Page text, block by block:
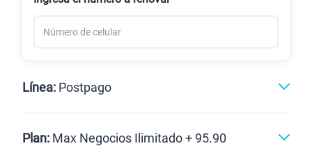
Línea: Postpago
Plan: Max Negocios Ilimitado + 95.90